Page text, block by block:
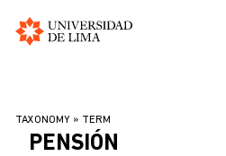
main
content
BREADCRUMB
TAXONOMY TERM
PENSIÓN